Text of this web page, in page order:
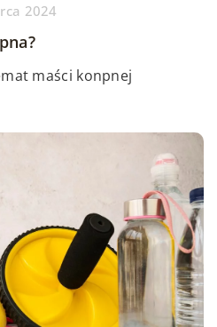
2024
maści konpnej